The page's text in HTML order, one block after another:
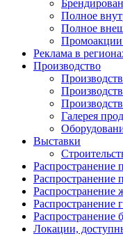
Полное
Полное
Промоакции
Реклама в
Производство
Галерея
Выставки
Распространение
Распространение
Распространение
Распространение
Распространение
Локации,